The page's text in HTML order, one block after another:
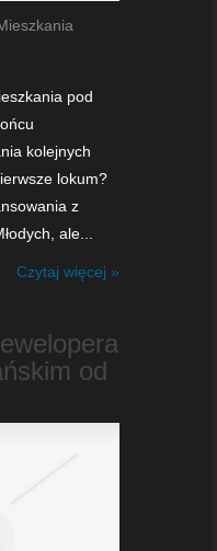
pod
kolejnych
lokum?
z
ale...
Czytaj więcej »
od